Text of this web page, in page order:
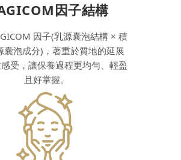
因子結構
因子(乳源囊泡結構 × 積
囊泡成分)，著重於質地的延展
受，讓保養過程更均勻、輕盈
且好掌握。